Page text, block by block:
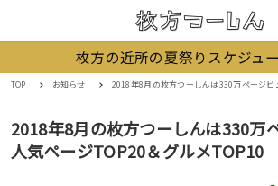
枚方の近所の夏祭りスケジュ
TOP お知らせ 2018年8月の枚方つーしんは330万ページビュー。人気ペ
2018年8月の枚方つーしんは330万
人気ページTOP20＆グルメTOP10